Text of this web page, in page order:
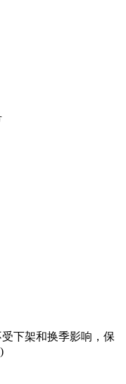
下架和换季影响，保